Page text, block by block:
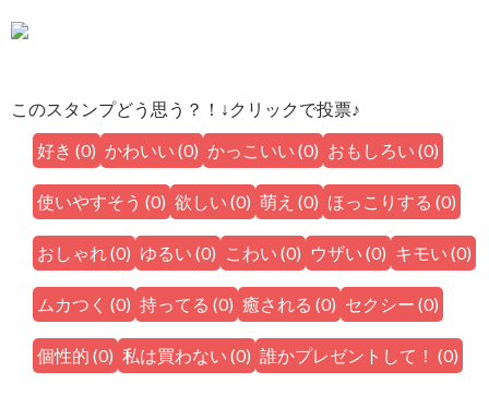
このスタンプどう思う？！↓クリックで投票♪
好き (0) かわいい (0) かっこいい (0) おもしろい (0)
使いやすそう (0) 欲しい (0) 萌え (0) ほっこりする (0)
おしゃれ(0) ゆるい (0) こわい (0) ウザい (0) キモい (0)
ムカつく (0) 持ってる (0) 癒される (0) セクシー (0)
個性的 (0) 私は買わない (0) 誰かプレゼントして！ (0)